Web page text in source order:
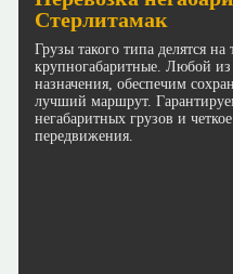
Стерлитамак
Грузы такого типа делятся
крупногабаритные. Любой
назначения, обеспечим
лучший маршрут.
негабаритных грузов и
передвижения.